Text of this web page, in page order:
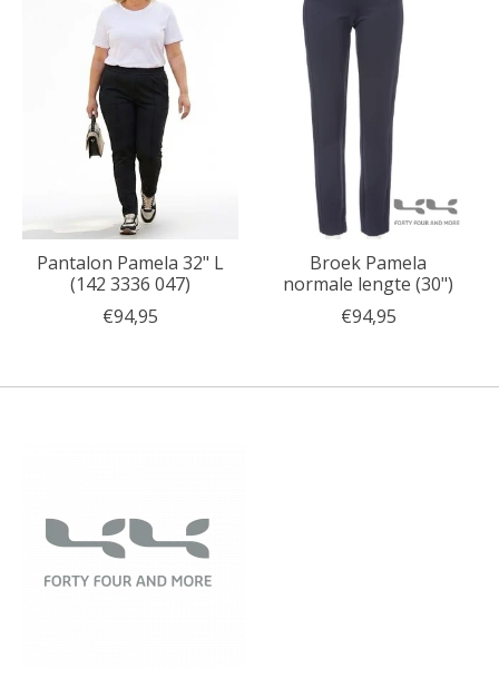
Pantalon Pamela 32" L
(142 3336 047)
€94,95
Broek Pamela
normale lengte (30")
€94,95